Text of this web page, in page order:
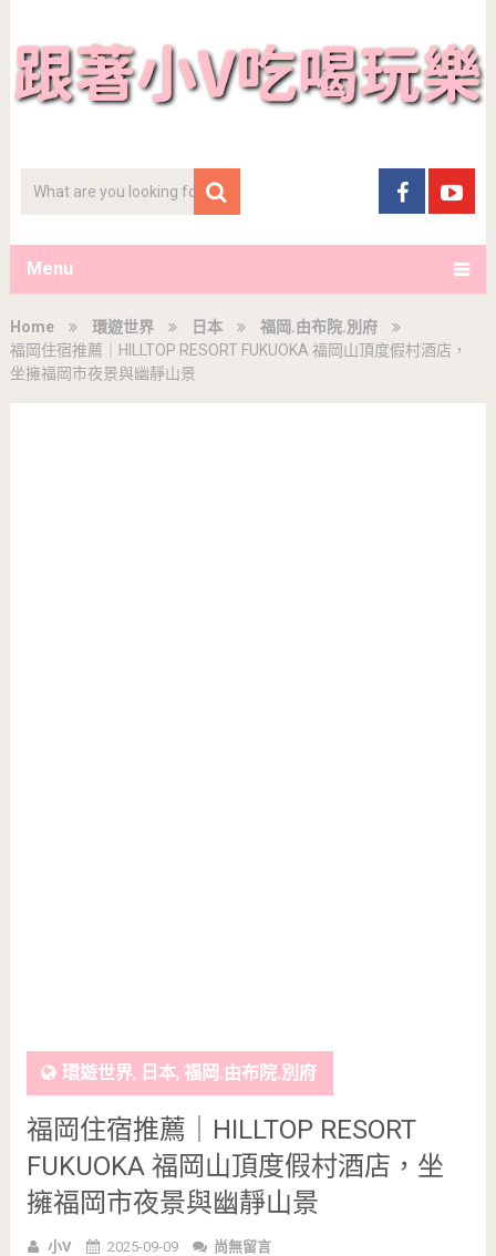
Menu
Home 環遊世界 日本
福岡.由布院.別府
福岡住宿推薦｜HILLTOP RESORT FUKUOKA 福岡山頂度假村酒店，
坐擁福岡市夜景與幽靜山景
環遊世界, 日本, 福岡.由布院.別府
福岡住宿推薦｜HILLTOP RESORT
FUKUOKA 福岡山頂度假村酒店，坐
擁福岡市夜景與幽靜山景
小V 2025-09-09 尚無留言